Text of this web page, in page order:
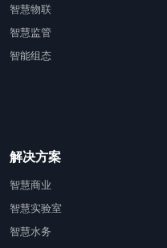
智慧物联
智慧监管
智能组态
解决方案
智慧商业
智慧实验室
智慧水务